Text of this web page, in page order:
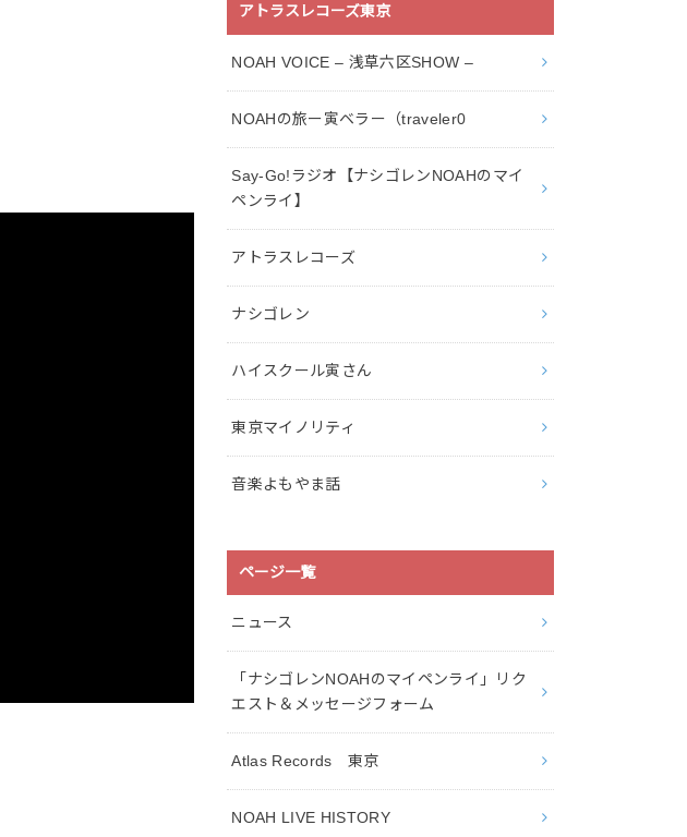
アトラスレコーズ東京
NOAH VOICE – 浅草六区SHOW –
NOAHの旅ー寅ベラー（traveler0
Say-Go!ラジオ【ナシゴレンNOAHのマイ
ペンライ】
アトラスレコーズ
ナシゴレン
ハイスクール寅さん
東京マイノリティ
音楽よもやま話
ページ一覧
ニュース
「ナシゴレンNOAHのマイペンライ」リク
エスト＆メッセージフォーム
Atlas Records 東京
NOAH LIVE HISTORY